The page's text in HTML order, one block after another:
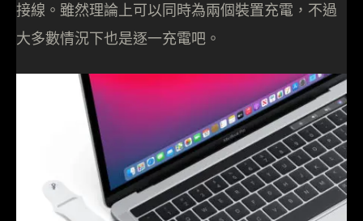
接線。雖然理論上可以同時為兩個裝置充電，不過
大多數情況下也是逐一充電吧。